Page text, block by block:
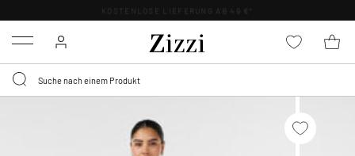
KOSTENLOSE LIEFERUNG AB 49 €*
Menu